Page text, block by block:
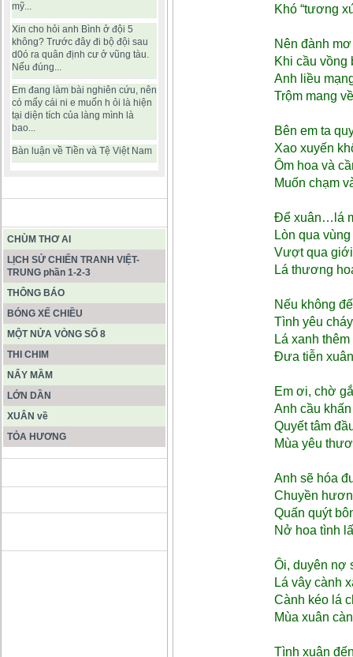
mỹ...
Xin cho hỏi anh Bình ở đội 5
không? Trước đây đi bộ đội sau
d0ó ra quân định cư ở vũng tàu.
Nếu đúng...
Em đang làm bài nghiên cứu, nên
có mấy cái ni e muốn h ỏi là hiện
tại diện tích của làng mình là
bao...
Bàn luận về Tiền và Tệ Việt Nam
CHÙM THƠ AI
LỊCH SỬ CHIẾN TRANH VIỆT-
TRUNG phần 1-2-3
THÔNG BÁO
BÓNG XẾ CHIỀU
MỘT NỬA VÒNG SỐ 8
THI CHIM
NẨY MẦM
LỚN DẦN
XUÂN về
TỎA HƯƠNG
Khó “tương
Nên đành
Khi cầu vồng
Anh liều
Trộm mang
Bên em ta
Xao xuyến
Ôm hoa và
Muốn chạm
Để xuân…lá
Lòn qua
Vượt qua
Lá thương
Nếu không
Tình yêu
Lá xanh
Đưa tiễn
Em ơi, chờ
Anh cầu
Quyết tâm
Mùa yêu
Anh sẽ hóa
Chuyền
Quấn quýt
Nở hoa tình
Ôi, duyên nợ
Lá vây cành
Cành kéo lá
Mùa xuân
Tình xuân